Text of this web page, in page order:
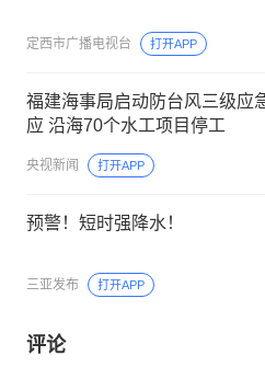
定西市广播电视台 打开APP
福建海事局启动防台风三级应
应 沿海70个水工项目停工
央视新闻 打开APP
预警！短时强降水！
三亚发布 打开APP
评论